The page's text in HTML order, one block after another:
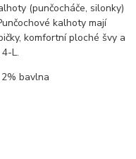
(punčocháče, silonky)
kalhoty mají
komfortní ploché švy a
L.
bavlna